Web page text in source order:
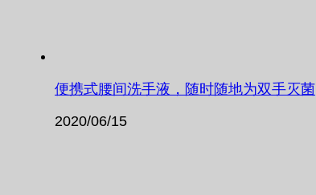
便携式腰间洗手液，随时随地为双手灭菌
2020/06/15